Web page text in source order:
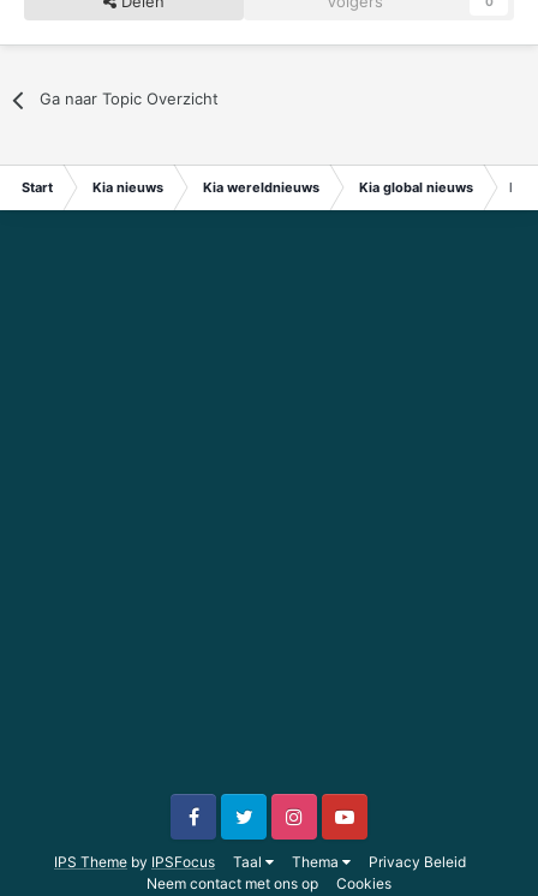
Ga naar Topic Overzicht
Start Kia nieuws Kia wereldnieuws Kia global nieuws Kia
IPS Theme by IPSFocus Taal Thema
Privacy Beleid
Neem contact met ons op
Cookies